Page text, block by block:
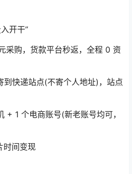
开干”
采购，货款平台秒返，全程 0 资
到快递站点(不寄个人地址)，站点
+ 1 个电商账号(新老账号均可，
时间变现